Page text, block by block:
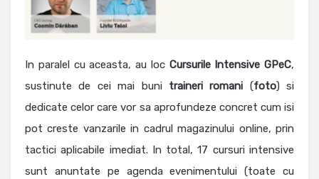
In paralel cu aceasta, au loc Cursurile Intensive GPeC,
sustinute de cei mai buni traineri romani (foto) si
dedicate celor care vor sa aprofundeze concret cum isi
pot creste vanzarile in cadrul magazinului online, prin
tactici aplicabile imediat. In total, 17 cursuri intensive
sunt anuntate pe agenda evenimentului (toate cu